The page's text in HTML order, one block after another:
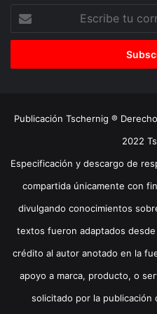
correo
Publicación Tschernig ®
2022
Especificación y descargo de
compartida únicamente con
divulgando conocimientos
textos fueron adaptados
crédito al autor anotado en la
apoyo a marca, producto, o
solicitado por la